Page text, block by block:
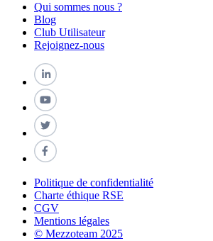
Qui sommes nous ?
Blog
Club Utilisateur
Rejoignez-nous
Politique de confidentialité
Charte éthique RSE
CGV
Mentions légales
© Mezzoteam 2025